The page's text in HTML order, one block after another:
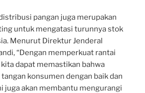
pangan juga merupakan
untuk mengatasi turunnya stok
Menurut Direktur Jenderal
“Dengan memperkuat rantai
dapat memastikan bahwa
konsumen dengan baik dan
juga akan membantu mengurangi